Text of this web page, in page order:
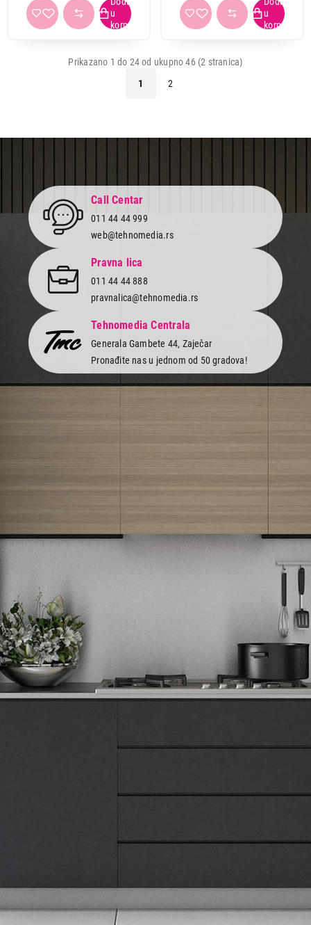
Prikazano 1 do 24 od ukupno 46 (2 stranica)
1
2
Call Centar
011 44 44 999
web@tehnomedia.rs
Pravna lica
011 44 44 888
pravnalica@tehnomedia.rs
Tehnomedia Centrala
Generala Gambete 44, Zaječar
Pronađite nas u jednom od 50 gradova!
Tehnomedia
O nama
Naše prodavnice